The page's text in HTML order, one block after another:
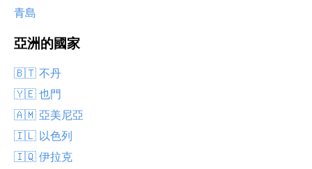
青島
亞洲的國家
🇧🇹 不丹
🇾🇪 也門
🇦🇲 亞美尼亞
🇮🇱 以色列
🇮🇶 伊拉克